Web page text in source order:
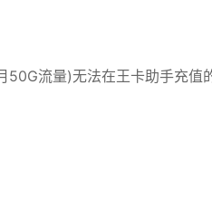
流量)无法在王卡助手充值